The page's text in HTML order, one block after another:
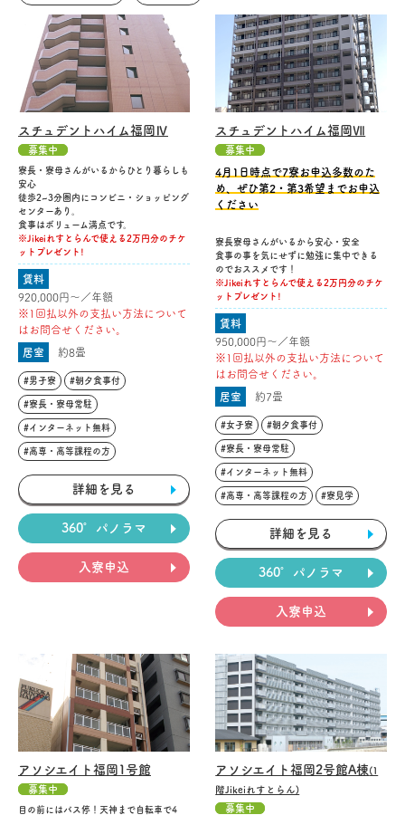
スチュデントハイム福岡Ⅳ
募集中
寮長・寮母さんがいるからひとり暮らしも
安心
徒歩2~3分圏内にコンビニ・ショッピング
センターあり。
食事はボリューム満点です。
※Jikeiれすとらんで使える2万円分のチケ
ットプレゼント!
賃料
920,000円〜／年額
※1回払以外の支払い方法について
はお問合せください。
居室 約8畳
#男子寮 #朝夕食事付
#寮長・寮母常駐
#インターネット無料
#高専・高等課程の方
詳細を見る
360°パノラマ
入寮申込
スチュデントハイム福岡Ⅶ
募集中
4月1日時点で7寮お申込多数のた
め、ぜひ第2・第3希望までお申込
ください
寮長寮母さんがいるから安心・安全
食事の事を気にせずに勉強に集中できる
のでおススメです！
※Jikeiれすとらんで使える2万円分のチケ
ットプレゼント!
賃料
950,000円〜／年額
※1回払以外の支払い方法について
はお問合せください。
居室 約7畳
#女子寮 #朝夕食事付
#寮長・寮母常駐
#インターネット無料
#高専・高等課程の方 #寮見学
詳細を見る
360°パノラマ
入寮申込
アソシエイト福岡1号館
募集中
目の前にはバス停！天神まで自転車で4
アソシエイト福岡2号館A棟 (1
階Jikeiれすとらん)
募集中